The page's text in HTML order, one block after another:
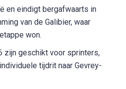
en eindigt bergafwaarts in
van de Galibier, waar
won.
zijn geschikt voor sprinters,
tijdrit naar Gevrey-